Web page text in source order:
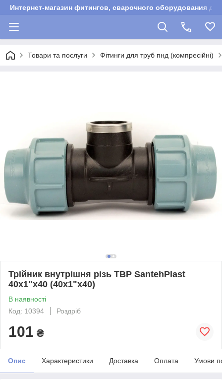
Интернет-магазин фитингов, сварочного оборудования
Товари та послуги Фітинги для труб пнд (компресійні)
Трійник внутрішня різь ТВР SantehPlast
40х1"х40 (40х1"х40)
В наявності
Код: 10394
Роздріб
101 ₴
Опис Характеристики Доставка Оплата Умови